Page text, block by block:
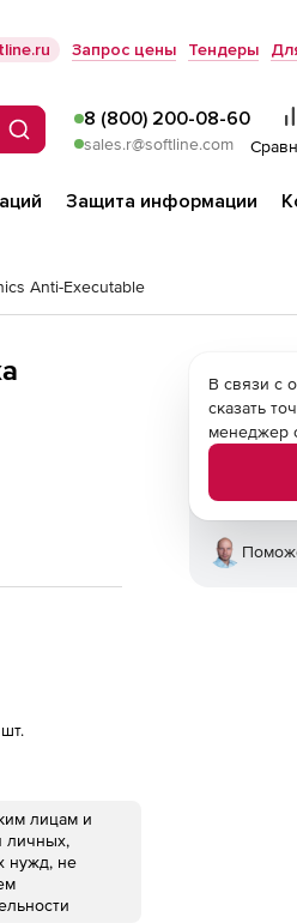
Запрос цены Тендеры
Поиск
8 (800) 200-08-60
sales.r@softline.com
Защита информации
Anti-Executable
лицам и
личных,
нужд, не
В связи с
сказать
менеджер